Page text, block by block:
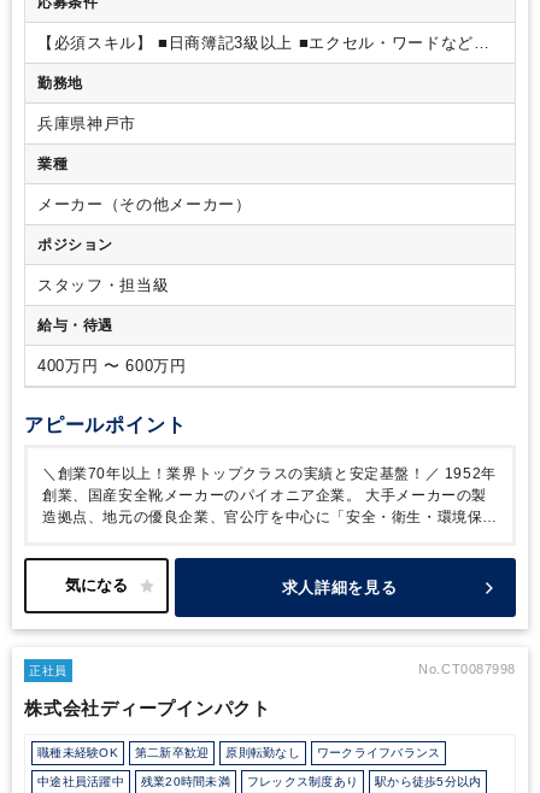
す。一日中デスクワークというより、総務や人事的な仕事（支
社に属する販売会社の）もこなすゼネラリスト的な立場で、
様々な社員とコミュニケーションをとりながら支店などの業務
や経理、課題解決に携わります。
社管内の支店や販売会社スタッフへの指導、支店長や販売会社
長への提言（月次決算、本決算などの経理フォローや業務的
な改善フォロー、改善提案など）・販売会社の総務的（建屋
管理など）、人事的（採用・退職手続きなど）な業務対応
まずは支店勤務で、２～３年後には、全国２７支社のいずれか
に配属。その後も異動の可能性はございます。
載の勤務地は「神戸支社」を記載しております。 ミドリ安
全・拠点一覧 https://www.midori-anzen.co.jp/kyoten.html
【必須スキル】 ■日商簿記3級以上 ■エクセル・ワードなど基
礎的ITリテラシー■大卒以上 【歓迎要件】■経理・総務・人事
の実務経験
りとルールを守り、仕事ができる方。
自ら課題を発見し、改善策を考え上司に意見具申できる方。
・関係会社の方とも、気さくにコミュニケーションが取れる
方。
勤務地
兵庫県神戸市
業種
メーカー（その他メーカー）
ポジション
スタッフ・担当級
給与・待遇
400万円 〜 600万円
アピールポイント
＼創業70年以上！業界トップクラスの実績と安定基盤！／ 1952年
創業、国産安全靴メーカーのパイオニア企業。
大手メーカーの製
造拠点、地元の優良企業、官公庁を中心に「安全・衛生・環境保全
害への防災対策・安全衛生意識の高まりに伴い、当社へのお問い合
わせも日々増加中です。
＼安定も働きやすさもどちらも大切にし
度)／残業は月20時間程度・ハタラクエール2026福利厚生推進法
経理のスペシャリストではなく、同社の支社が管轄する支店および
た位置づけのポジションとなります。支店や販売会社の事務職の方
となります。
求人詳細を見る
正社員 No.CT0087998
株式会社ディープインパクト
職種未経験OK 第二新卒歓迎 原則転勤なし ワークライフバランス
中途社員活躍中 残業20時間未満 フレックス制度あり 駅から徒歩5分以内